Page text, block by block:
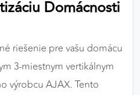
Domácnosti
riešenie pre vašu domácu
3-miestnym vertikálnym
výrobcu AJAX. Tento
stránok.
Google